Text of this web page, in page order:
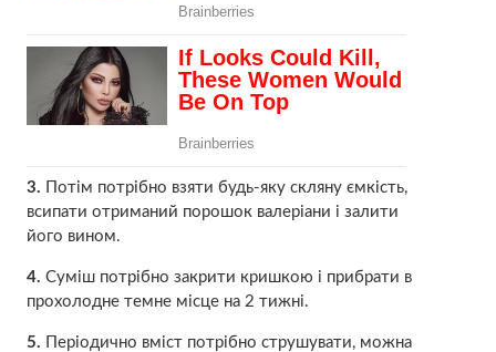
3. Потім потрібно взяти будь-яку скляну ємкість,
всипати отриманий порошок валеріани і залити
його вином.
4. Суміш потрібно закрити кришкою і прибрати в
прохолодне темне місце на 2 тижні.
5. Періодично вміст потрібно струшувати, можна